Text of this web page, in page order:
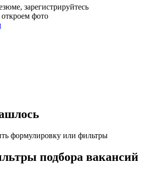
зарегистрируйтесь
фото
формулировку или фильтры
подбора вакансий